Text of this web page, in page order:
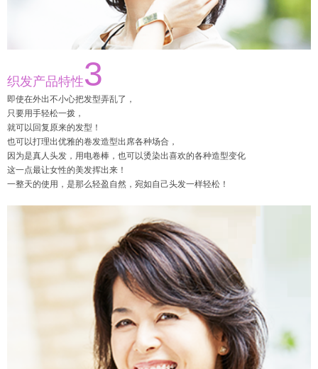
织发产品特性3
即使在外出不小心把发型弄乱了，
只要用手轻松一拨，
就可以回复原来的发型！
也可以打理出优雅的卷发造型出席各种场合，
因为是真人头发，用电卷棒，也可以烫染出喜欢的各种造型变化
这一点最让女性的美发挥出来！
一整天的使用，是那么轻盈自然，宛如自己头发一样轻松！